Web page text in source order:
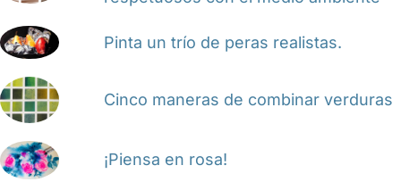
Pinta un trío de peras realistas.
Cinco maneras de combinar verduras
¡Piensa en rosa!